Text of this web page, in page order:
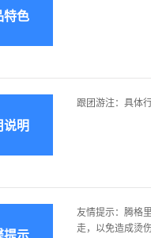
特色
说明
跟团游注：具体
友情提示：腾格
走，以免造成烫